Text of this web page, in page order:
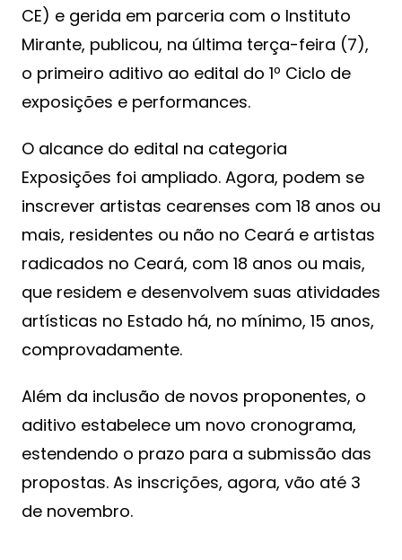
CE) e gerida em parceria com o Instituto
Mirante, publicou, na última terça-feira (7),
o primeiro aditivo ao edital do 1º Ciclo de
exposições e performances.
O alcance do edital na categoria
Exposições foi ampliado. Agora, podem se
inscrever artistas cearenses com 18 anos ou
mais, residentes ou não no Ceará e artistas
radicados no Ceará, com 18 anos ou mais,
que residem e desenvolvem suas atividades
artísticas no Estado há, no mínimo, 15 anos,
comprovadamente.
Além da inclusão de novos proponentes, o
aditivo estabelece um novo cronograma,
estendendo o prazo para a submissão das
propostas. As inscrições, agora, vão até 3
de novembro.